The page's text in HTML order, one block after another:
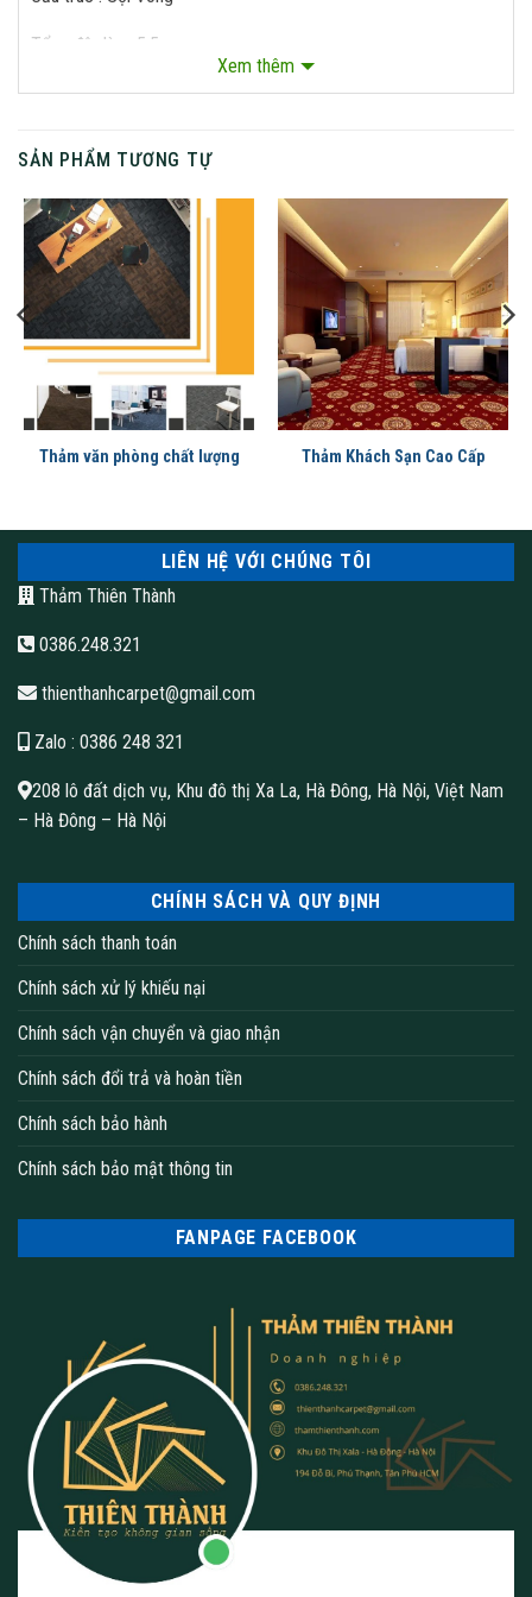
Tổng độ dày : 5.5mm
Tổng trọng lượng : 1000g/ tấm
Khổ thảm : 50cm x 50cm
Lợi ích thảm tấm DK
Chống trơn trượt và an toàn: Thảm tấm DK có độ ma sát
cho người sử dụng.
Chống mài mòn và chịu lực tốt: Thảm tấm có độ bền cao,
chịu được lực va đập, chịu được tải trọng lớn và không bị
Giảm tiếng ồn: Thảm tấm có khả năng giảm tiếng ồn đáng
kể, giúp giảm bớt tiếng ồn trong các khu vực đông người,
hơn.
phí. Ngoài ra, thảm tấm DK cũng dễ dàng vệ sinh và bảo
dưỡng, giúp duy trì màu sắc và độ bóng của sản phẩm.
Đa dạng về mẫu mã và màu sắc: Thảm tấm có nhiều mẫu
mã và màu sắc đa dạng, giúp khách hàng có nhiều lựa chọn
phù hợp với nhu cầu sử dụng và phong cách trang trí của
mình.
Xem thêm
SẢN PHẨM TƯƠNG TỰ
Thảm văn phòng chất lượng Thảm Khách Sạn Cao Cấp
LIÊN HỆ VỚI CHÚNG TÔI
Thảm Thiên Thành
0386.248.321
thienthanhcarpet@gmail.com
Zalo : 0386 248 321
208 lô đất dịch vụ, Khu đô thị Xa La, Hà Đông, Hà Nội, Việt Nam
– Hà Đông – Hà Nội
CHÍNH SÁCH VÀ QUY ĐỊNH
Chính sách thanh toán
Chính sách xử lý khiếu nại
Chính sách vận chuyển và giao nhận
Chính sách đổi trả và hoàn tiền
Chính sách bảo hành
Chính sách bảo mật thông tin
FANPAGE FACEBOOK